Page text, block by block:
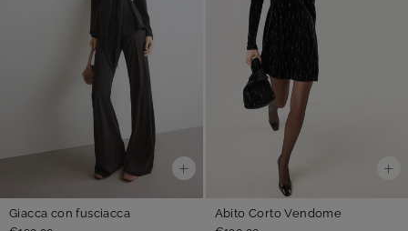
Giacca con fusciacca Abito Corto Vendome